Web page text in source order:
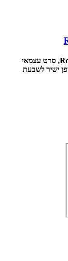
הטריילר חושף מעט מהסיפור של Rogue One, סרט עצמאי
ישיר לשבעת